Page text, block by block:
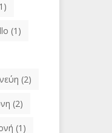
(1)
(2)
(2)
(1)